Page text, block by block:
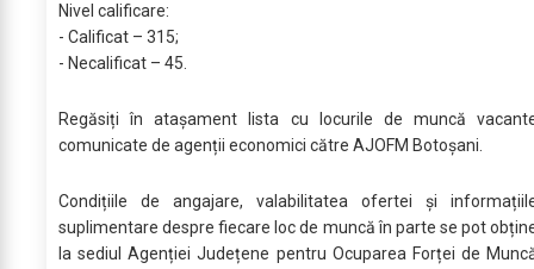
Nivel calificare:
- Calificat – 315;
- Necalificat – 45.
Regăsiți în atașament lista cu locurile de muncă
comunicate de agenții economici către AJOFM Botoșani.
Condițiile de angajare, valabilitatea ofertei și
suplimentare despre fiecare loc de muncă în parte se pot
la sediul Agenției Județene pentru Ocuparea Forței de